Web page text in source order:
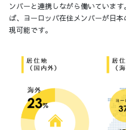
ンバーと連携しながら働いていま
ば、ヨーロッパ在住メンバーが日
現可能です。